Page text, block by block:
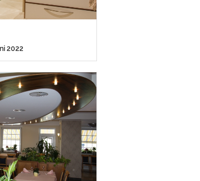
2022